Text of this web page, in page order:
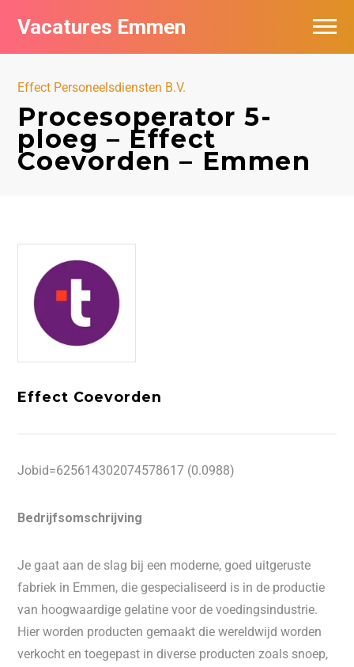
Vacatures Emmen
Effect Personeelsdiensten B.V.
Procesoperator 5-
ploeg – Effect
Coevorden – Emmen
Effect Coevorden
Jobid=625614302074578617 (0.0988)
Bedrijfsomschrijving
Je gaat aan de slag bij een moderne, goed uitgeruste
fabriek in Emmen, die gespecialiseerd is in de productie
van hoogwaardige gelatine voor de voedingsindustrie.
Hier worden producten gemaakt die wereldwijd worden
verkocht en toegepast in diverse producten zoals snoep,
Vacatures per bedrijf
Nieuwsbrief feed